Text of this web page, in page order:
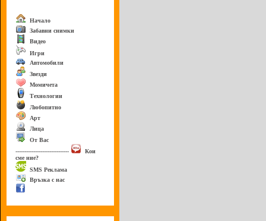
Начало
Забавни снимки
Видео
Игри
Автомобили
Звезди
Момичета
Технологии
Любопитно
Арт
Лица
От Вас
------------------------------
Кои
сме ние?
SMS Реклама
Връзка с нас